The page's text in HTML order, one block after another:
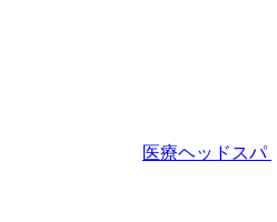
医療ヘッドスパ